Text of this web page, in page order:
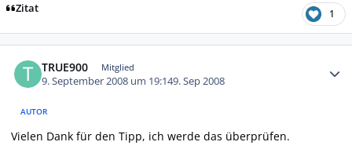
Zitat 1
TRUE900 Mitglied
9. September 2008 um 19:149. Sep 2008
AUTOR
Vielen Dank für den Tipp, ich werde das überprüfen.